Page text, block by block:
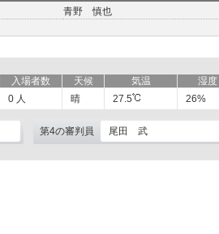
青野 慎也
入場者数 天候 気温
湿度
0 人 晴 27.5 26%
第4の審判員 尾田 武